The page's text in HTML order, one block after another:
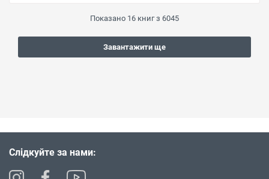
Показано 16 книг з 6045
Завантажити ще
Слідкуйте за нами: